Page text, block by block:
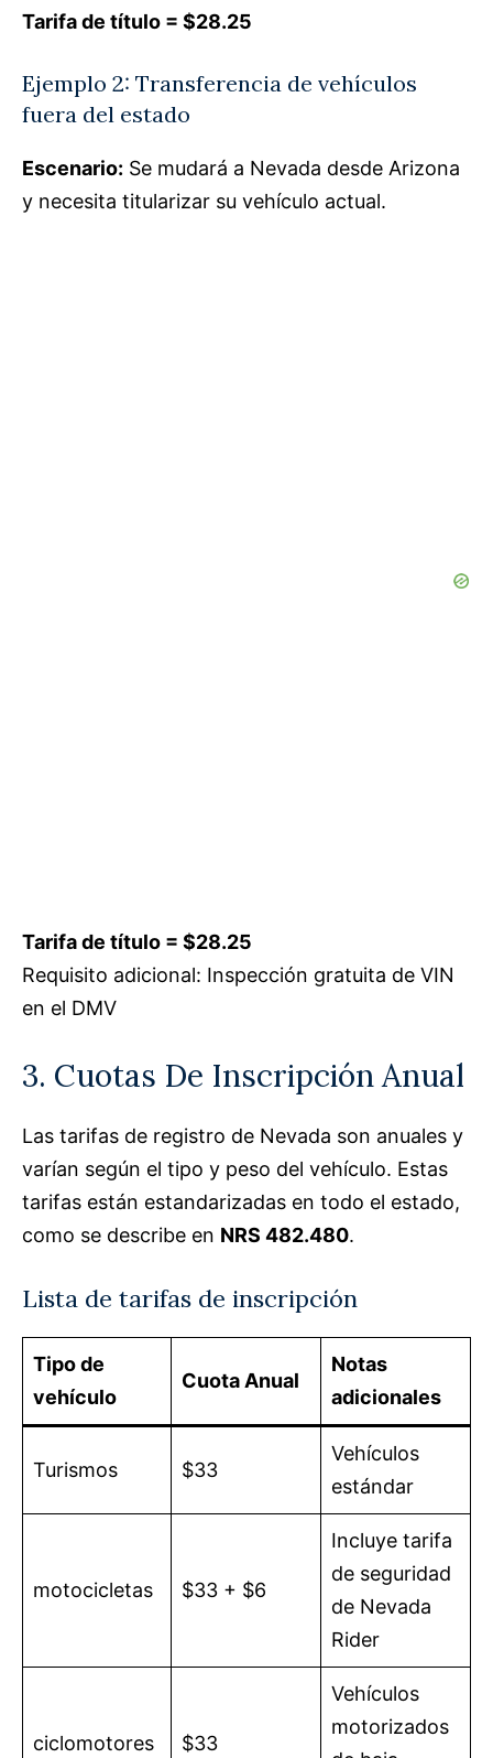
Tarifa de título = $28.25
Ejemplo 2: Transferencia de vehículos
fuera del estado
Escenario: Se mudará a Nevada desde Arizona
y necesita titularizar su vehículo actual.
Tarifa de título = $28.25
Requisito adicional: Inspección gratuita de VIN
en el DMV
3. Cuotas De Inscripción Anual
Las tarifas de registro de Nevada son anuales y
varían según el tipo y peso del vehículo. Estas
tarifas están estandarizadas en todo el estado,
como se describe en NRS 482.480.
Lista de tarifas de inscripción
Tipo de
vehículo
Cuota Anual
Notas
adicionales
Turismos $33
Vehículos
estándar
motocicletas $33 + $6
Incluye tarifa
de seguridad
de Nevada
Rider
ciclomotores $33
Vehículos
motorizados